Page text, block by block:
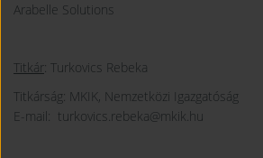
Arabelle Solutions
Titkár: Turkovics Rebeka
Titkárság: MKIK, Nemzetközi Igazgatóság
E-mail: turkovics.rebeka@mkik.hu